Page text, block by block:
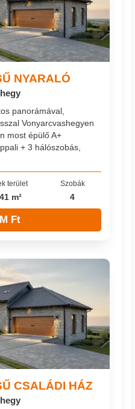
NYARALÓ
panorámával,
Vonyarcvashegyen
most épülő A+
+ 3 hálószobás,
terület
m²
Szobák
4
Ft
CSALÁDI HÁZ